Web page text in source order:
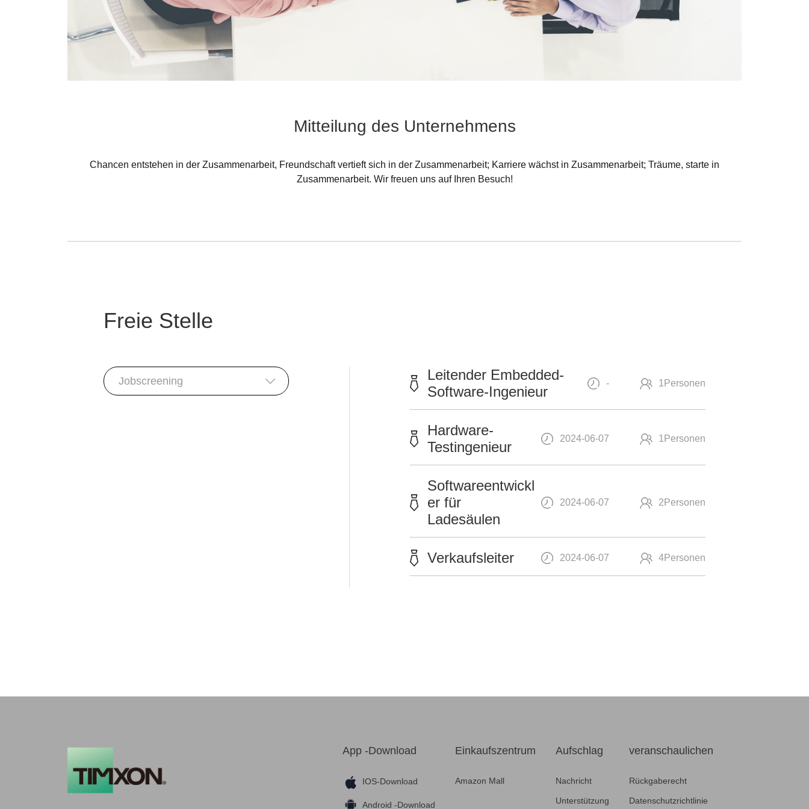
Mitteilung des Unternehmens
Chancen entstehen in der Zusammenarbeit, Freundschaft vertieft sich in der Zusammenarbeit; Karriere wächst in Zusammenarbeit; Träume, starte in
Zusammenarbeit. Wir freuen uns auf Ihren Besuch!
Freie Stelle
Leitender Embedded-
Software-Ingenieur
- 1Personen
Hardware-
Testingenieur
2024-06-07 1Personen
Softwareentwickl
er für
Ladesäulen
2024-06-07 2Personen
Verkaufsleiter 2024-06-07 4Personen
App -Download
IOS-Download
Android -Download
Einkaufszentrum
Amazon Mall
Aufschlag
Nachricht
Unterstützung
veranschaulichen
Rückgaberecht
Datenschutzrichtlinie